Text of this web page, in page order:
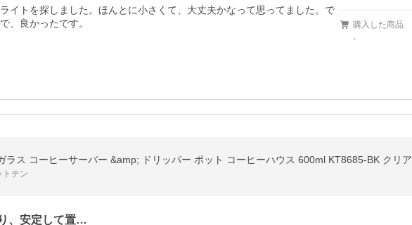
イトを探しました。ほんとに小さくて、大丈夫かなって思ってました。で
、良かったです。
購入した商品
-
ラス コーヒーサーバー &amp; ドリッパー ポット コーヒーハウス 600ml KT8685-BK クリア
トテン
、安定して置…